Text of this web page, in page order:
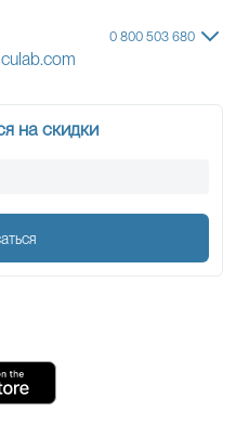
0 800 503 680
на скидки